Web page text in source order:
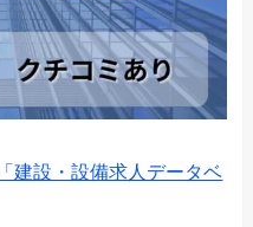
建設・設備求人データベ